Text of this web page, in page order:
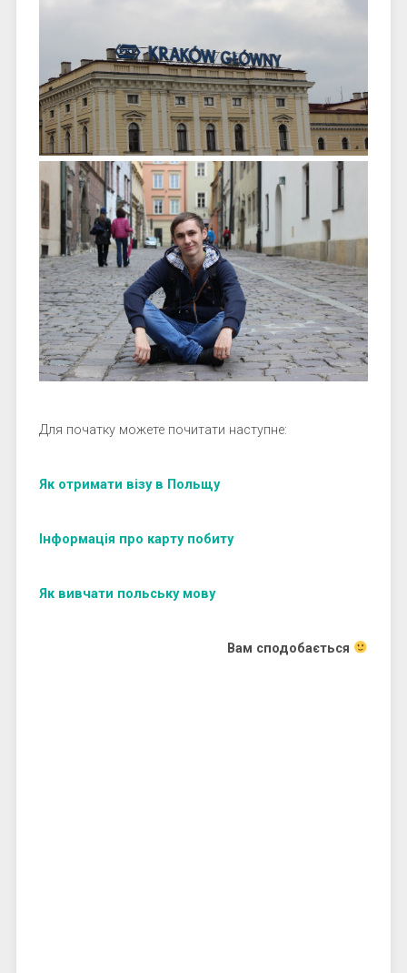
Для початку можете почитати наступне:
Як отримати візу в Польщу
Інформація про карту побиту
Як вивчати польську мову
Вам сподобається